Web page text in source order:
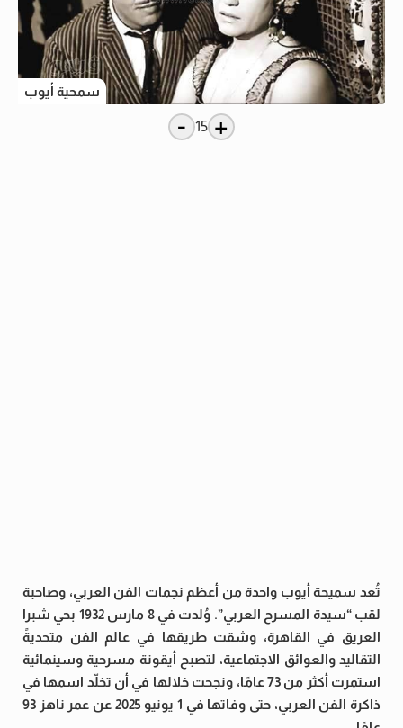
سمحية أيوب
+
15
-
تُعد سميحة أيوب واحدة من أعظم نجمات الفن العربي، وصاحبة
لقب “سيدة المسرح العربي”. وُلدت في 8 مارس 1932 بحي شبرا
العريق في القاهرة، وشقت طريقها في عالم الفن متحديةً
التقاليد والعوائق الاجتماعية، لتصبح أيقونة مسرحية وسينمائية
استمرت أكثر من 73 عامًا، ونجحت خلالها في أن تخلّد اسمها في
ذاكرة الفن العربي، حتى وفاتها في 1 يونيو 2025 عن عمر ناهز 93